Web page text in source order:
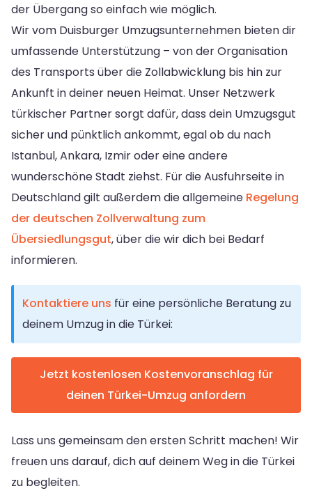
der Übergang so einfach wie möglich.
Wir vom Duisburger Umzugsunternehmen bieten dir
umfassende Unterstützung – von der Organisation
des Transports über die Zollabwicklung bis hin zur
Ankunft in deiner neuen Heimat. Unser Netzwerk
türkischer Partner sorgt dafür, dass dein Umzugsgut
sicher und pünktlich ankommt, egal ob du nach
Istanbul, Ankara, Izmir oder eine andere
wunderschöne Stadt ziehst. Für die Ausfuhrseite in
Deutschland gilt außerdem die allgemeine Regelung
der deutschen Zollverwaltung zum
Übersiedlungsgut, über die wir dich bei Bedarf
informieren.
Kontaktiere uns für eine persönliche Beratung zu
deinem Umzug in die Türkei:
Jetzt kostenlosen Kostenvoranschlag für
deinen Türkei-Umzug anfordern
Lass uns gemeinsam den ersten Schritt machen! Wir
freuen uns darauf, dich auf deinem Weg in die Türkei
zu begleiten.